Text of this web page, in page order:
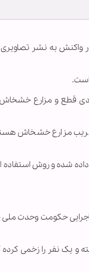
در واکنش به نشر
قطع و مزارع خشخاش
مزارع خشخاش
شده و روش استفاده
اجرایی حکومت وحدت ملی
و یک نفر را زخمی کرده